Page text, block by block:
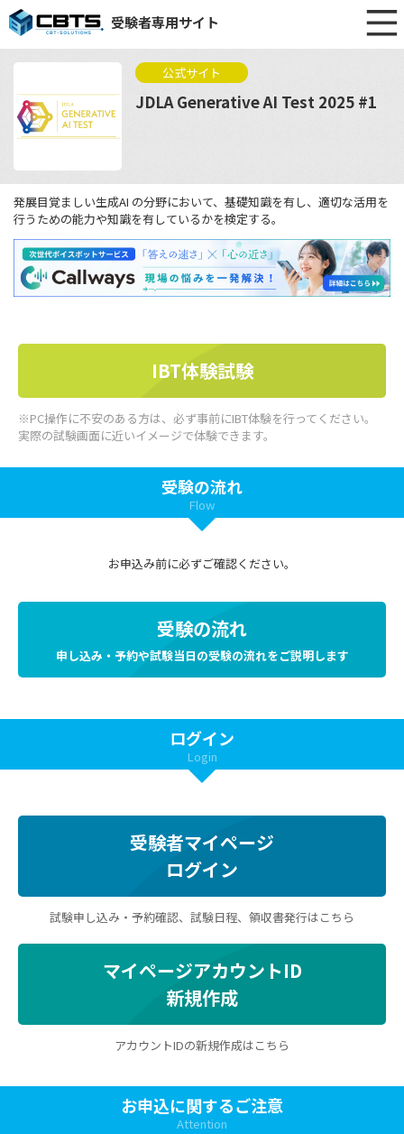
受験者専用サイト
公式サイト
JDLA Generative AI Test 2025 #1
発展目覚ましい生成AI の分野において、基礎知識を有し、適切な活用を
行うための能力や知識を有しているかを検定する。
IBT体験試験
※PC操作に不安のある方は、必ず事前にIBT体験を行ってください。
実際の試験画面に近いイメージで体験できます。
受験の流れ
Flow
お申込み前に必ずご確認ください。
受験の流れ
申し込み・予約や試験当日の受験の流れをご説明します
ログイン
Login
受験者マイページ
ログイン
試験申し込み・予約確認、試験日程、領収書発行はこちら
マイページアカウントID
新規作成
アカウントIDの新規作成はこちら
お申込に関するご注意
Attention